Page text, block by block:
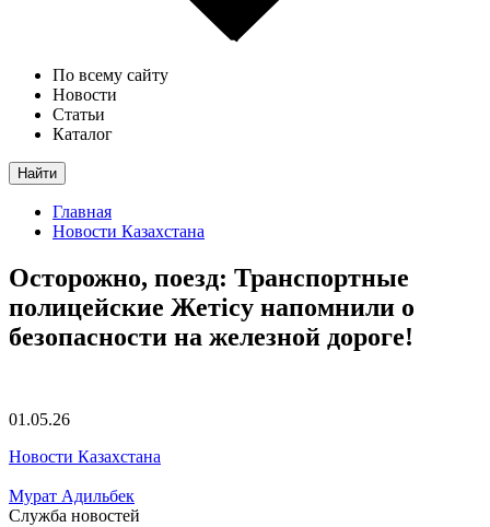
По всему сайту
Новости
Статьи
Каталог
Найти
Главная
Новости Казахстана
Осторожно, поезд: Транспортные
полицейские Жетісу напомнили о
безопасности на железной дороге!
01.05.26
Новости Казахстана
Мурат Адильбек
Служба новостей